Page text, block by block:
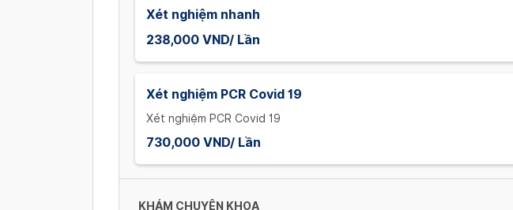
Xét nghiệm nhanh
238,000 VND/ Lần
Xét nghiệm PCR Covid 19
Xét nghiệm PCR Covid 19
730,000 VND/ Lần
KHÁM CHUYÊN KHOA